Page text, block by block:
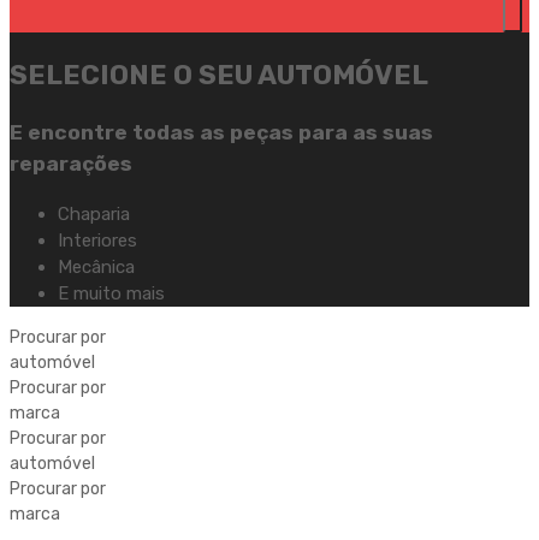
SELECIONE O SEU AUTOMÓVEL
E encontre todas as peças para as suas
reparações
Chaparia
Interiores
Mecânica
E muito mais
Procurar por
automóvel
Procurar por
marca
Procurar por
automóvel
Procurar por
marca